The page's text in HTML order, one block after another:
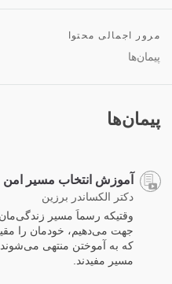
مرور اجمالی محتوا
پیمان‌ها
پیمان‌ها
آموزش انتخاب مسیر امن
دکتر الکساندر برزین
وقتیکه رسماَ مسیر
جهت می‌دهیم، خودمان را
که به آموختن منتهی
مسیر مفیدند.